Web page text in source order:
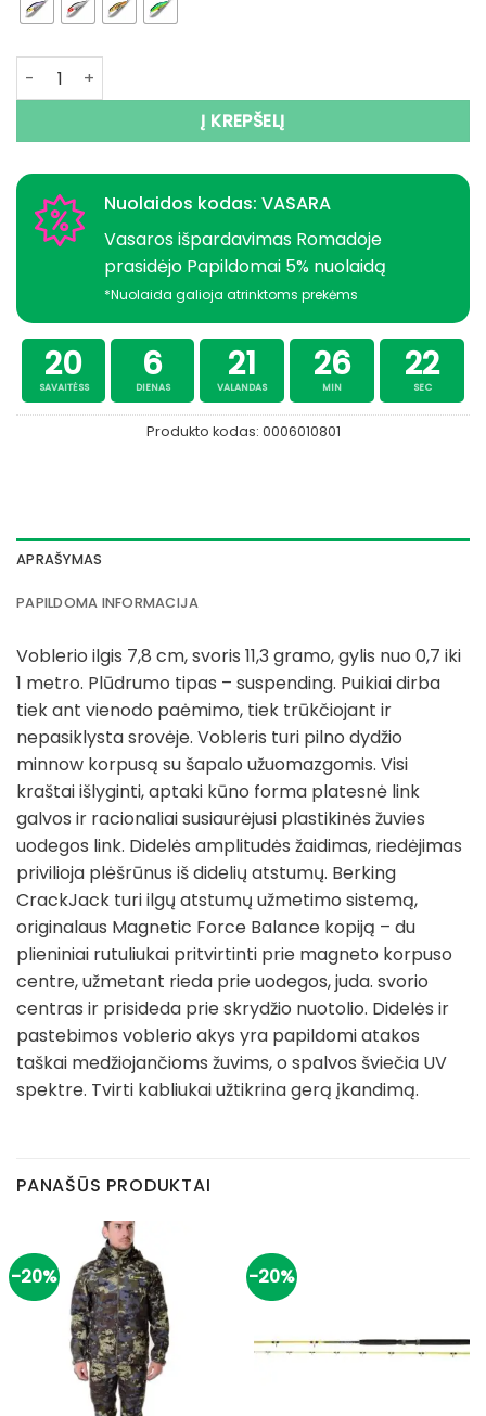
produkto kiekis: Super Kaina 7eur Vobleris BEARKING
Į KREPŠELĮ
Nuolaidos kodas: VASARA
Vasaros išpardavimas Romadoje
prasidėjo Papildomai 5% nuolaidą
*Nuolaida galioja atrinktoms prekėms
20
SAVAITĖSS
6
DIENAS
21
VALANDAS
26
MIN
21
SEC
Produkto kodas: 0006010801
APRAŠYMAS
PAPILDOMA INFORMACIJA
Voblerio ilgis 7,8 cm, svoris 11,3 gramo, gylis nuo 0,7 iki
1 metro. Plūdrumo tipas – suspending. Puikiai dirba
tiek ant vienodo paėmimo, tiek trūkčiojant ir
nepasiklysta srovėje. Vobleris turi pilno dydžio
minnow korpusą su šapalo užuomazgomis. Visi
kraštai išlyginti, aptaki kūno forma platesnė link
galvos ir racionaliai susiaurėjusi plastikinės žuvies
uodegos link. Didelės amplitudės žaidimas, riedėjimas
privilioja plėšrūnus iš didelių atstumų. Berking
CrackJack turi ilgų atstumų užmetimo sistemą,
originalaus Magnetic Force Balance kopiją – du
plieniniai rutuliukai pritvirtinti prie magneto korpuso
centre, užmetant rieda prie uodegos, juda. svorio
centras ir prisideda prie skrydžio nuotolio. Didelės ir
pastebimos voblerio akys yra papildomi atakos
taškai medžiojančioms žuvims, o spalvos šviečia UV
spektre. Tvirti kabliukai užtikrina gerą įkandimą.
PANAŠŪS PRODUKTAI
-20% -20%